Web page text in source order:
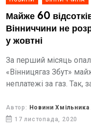
Майже 60
Вінниччини не
у жовтні
За перший місяць
«Вінницягаз Збут»
неплатежі за газ. Так,
Автор: Новини Хмільника
17 листопада, 2020